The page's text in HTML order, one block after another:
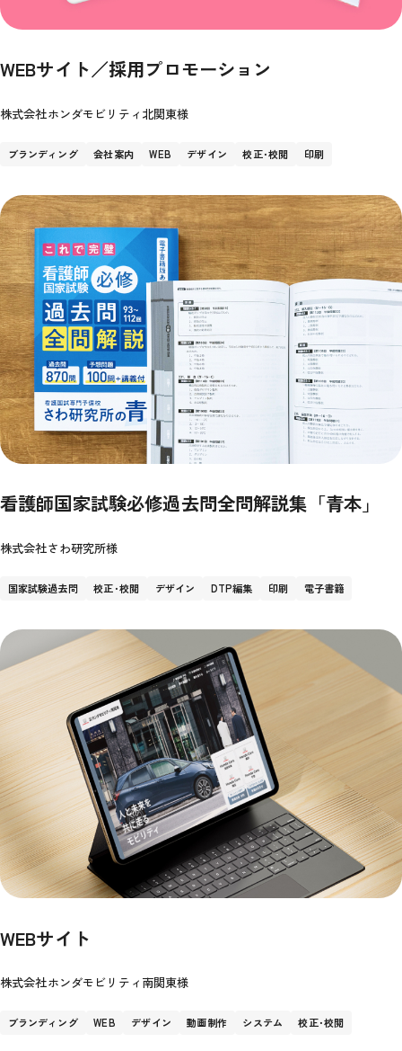
WEBサイト／採用プロモーション
株式会社ホンダモビリティ北関東様
ブランディング 会社案内 WEB デザイン 校正･校閲 印刷
看護師国家試験必修過去問全問解説集「青本」
株式会社さわ研究所様
国家試験過去問 校正･校閲 デザイン DTP編集 印刷 電子書籍
WEBサイト
株式会社ホンダモビリティ南関東様
ブランディング WEB デザイン 動画制作 システム 校正･校閲